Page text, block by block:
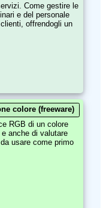
Come gestire le
e del personale
offrendogli un
colore (freeware)
RGB di un colore
anche di valutare
usare come primo